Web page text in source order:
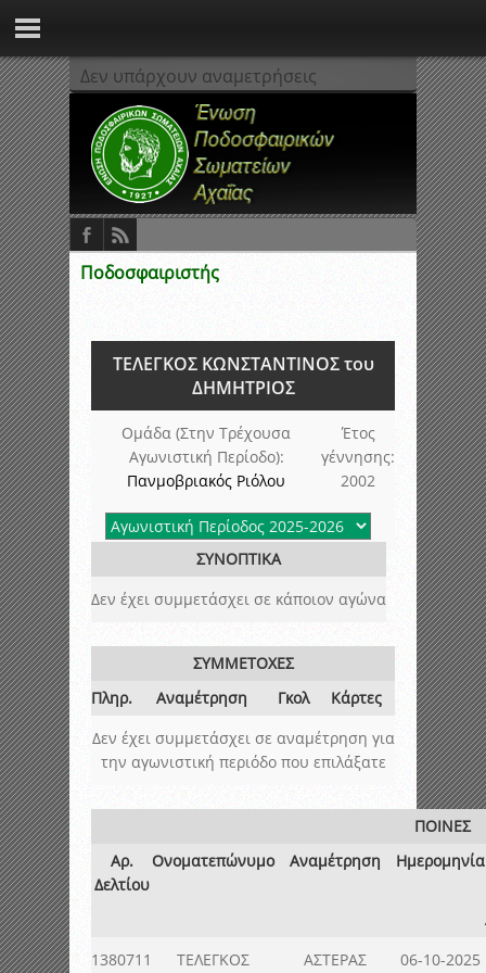
Δεν υπάρχουν αναμετρήσεις
Ποδοσφαιριστής
ΤΕΛΕΓΚΟΣ ΚΩΝΣΤΑΝΤΙΝΟΣ του
ΔΗΜΗΤΡΙΟΣ
Ομάδα (Στην Τρέχουσα
Αγωνιστική Περίοδο):
Πανμοβριακός Ριόλου
Έτος
γέννησης:
2002
ΣΥΝΟΠΤΙΚΑ
Δεν έχει συμμετάσχει σε κάποιον αγώνα
ΣΥΜΜΕΤΟΧΕΣ
Πληρ.
Αναμέτρηση Γκολ
Κάρτες
Δεν έχει συμμετάσχει σε αναμέτρηση για
την αγωνιστική περιόδο που επιλάξατε
ΠΟΙΝΕΣ
Αρ.
Δελτίου
Ονοματεπώνυμο Αναμέτρηση Ημερομηνία
1380711
ΤΕΛΕΓΚΟΣ ΑΣΤΕΡΑΣ 06-10-2025